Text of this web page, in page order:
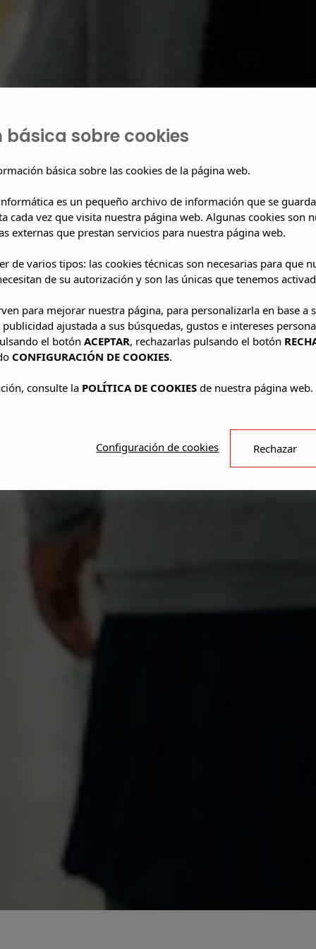
sobre cookies
básica sobre las cookies de la página web.
es un pequeño archivo de información que se
cada vez que visita nuestra página web. Algunas cookies son
externas que prestan servicios para nuestra página web.
de varios tipos: las cookies técnicas son necesarias para que
de su autorización y son las únicas que tenemos
para mejorar nuestra página, para personalizarla en base a
ajustada a sus búsquedas, gustos e intereses
el botón ACEPTAR, rechazarlas pulsando el botón
CONFIGURACIÓN DE COOKIES.
consulte la POLÍTICA DE COOKIESde nuestra página web.
Configuración de cookies Rechazar